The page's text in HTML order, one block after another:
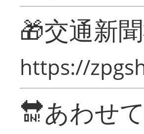
🎁交通新
https://
🔛あわせ